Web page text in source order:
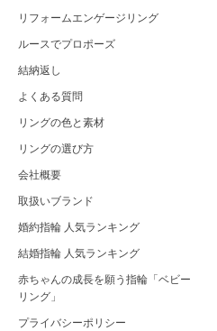
リフォームエンゲージリング
ルースでプロポーズ
結納返し
よくある質問
リングの色と素材
リングの選び方
会社概要
取扱いブランド
婚約指輪 人気ランキング
結婚指輪 人気ランキング
赤ちゃんの成長を願う指輪「ベビー
リング」
プライバシーポリシー